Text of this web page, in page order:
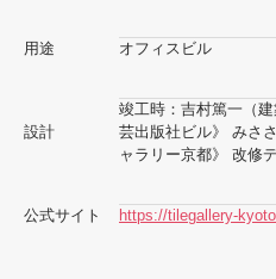
用途 オフィスビル
設計
竣工時：吉村篤一（
芸出版社ビル》 みさ
ャラリー京都》 改修
公式サイト https://tilegallery-